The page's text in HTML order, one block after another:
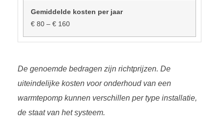
€ 80 – € 160
De genoemde bedragen zijn richtprijzen. De
uiteindelijke kosten voor onderhoud van een
warmtepomp kunnen verschillen per type installatie,
de staat van het systeem.